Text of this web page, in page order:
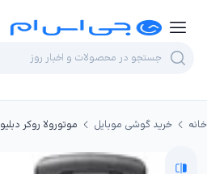
خانه خرید گوشی موبایل موتورولا روکر دبلیو 5